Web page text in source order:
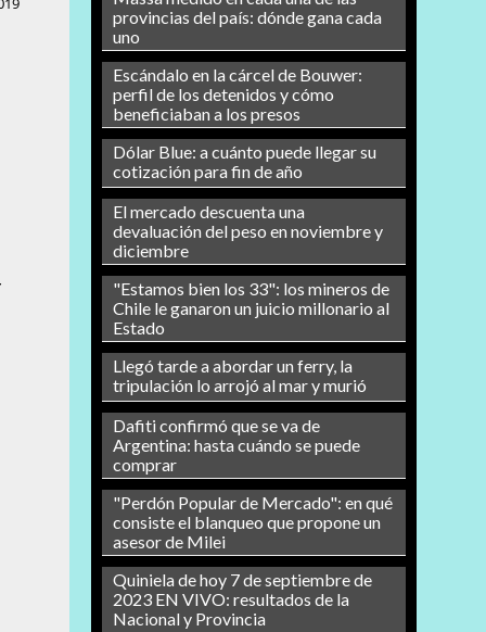
provincias del país: dónde gana cada
uno
Escándalo en la cárcel de Bouwer:
perfil de los detenidos y cómo
beneficiaban a los presos
Dólar Blue: a cuánto puede llegar su
cotización para fin de año
El mercado descuenta una
devaluación del peso en noviembre y
diciembre
"Estamos bien los 33": los mineros de
Chile le ganaron un juicio millonario al
Estado
Llegó tarde a abordar un ferry, la
tripulación lo arrojó al mar y murió
Dafiti confirmó que se va de
Argentina: hasta cuándo se puede
comprar
"Perdón Popular de Mercado": en qué
consiste el blanqueo que propone un
asesor de Milei
Quiniela de hoy 7 de septiembre de
2023 EN VIVO: resultados de la
Nacional y Provincia